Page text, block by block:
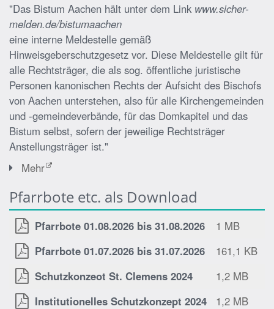
"Das Bistum Aachen hält unter dem Link www.sicher-
melden.de/bistumaachen
eine interne Meldestelle gemäß
Hinweisgeberschutzgesetz vor. Diese Meldestelle gilt für
alle Rechtsträger, die als sog. öffentliche juristische
Personen kanonischen Rechts der Aufsicht des Bischofs
von Aachen unterstehen, also für alle Kirchengemeinden
und -gemeindeverbände, für das Domkapitel und das
Bistum selbst, sofern der jeweilige Rechtsträger
Anstellungsträger ist."
Mehr
Pfarrbote etc. als Download
Pfarrbote 01.08.2026 bis 31.08.2026
1 MB
Pfarrbote 01.07.2026 bis 31.07.2026
161,1 KB
Schutzkonzeot St. Clemens 2024
1,2 MB
Institutionelles Schutzkonzept 2024
1,2 MB